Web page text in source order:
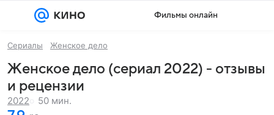
Фильмы онлайн
Сериалы Женское дело
Женское дело (сериал 2022) - отзывы
и рецензии
2022 50 мин.